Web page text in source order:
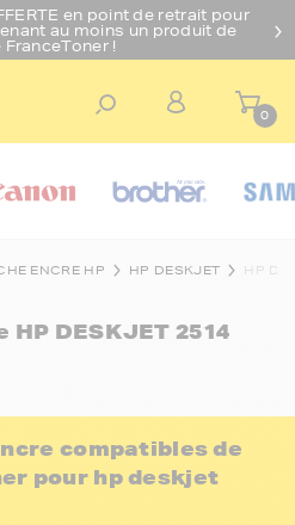
en point de retrait pour
au moins un produit de
!
0
ENCRE HP HP DESKJET HP
HP DESKJET 2514
compatibles de
pour hp deskjet